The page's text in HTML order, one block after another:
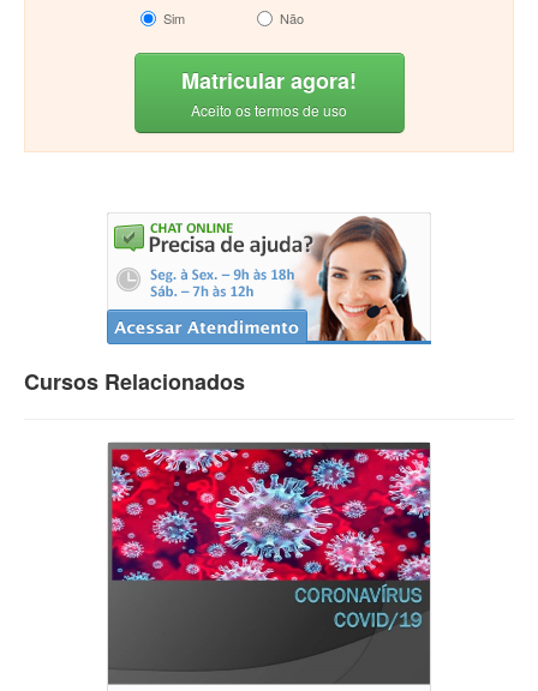
Sim
Não
Matricular agora!
Aceito os termos de uso
Cursos Relacionados